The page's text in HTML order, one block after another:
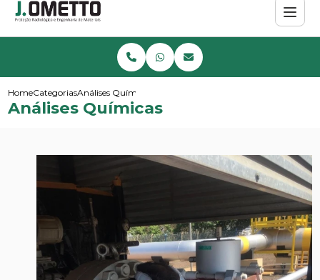
HomeCategoriasAnálises Químicas
Análises Químicas